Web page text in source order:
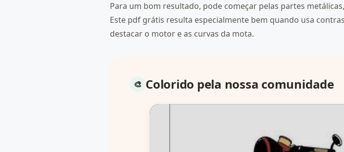
Para um bom resultado, pode começar pelas partes
Este pdf grátis resulta especialmente bem quando usa
destacar o motor e as curvas da mota.
Colorido pela nossa comunidade